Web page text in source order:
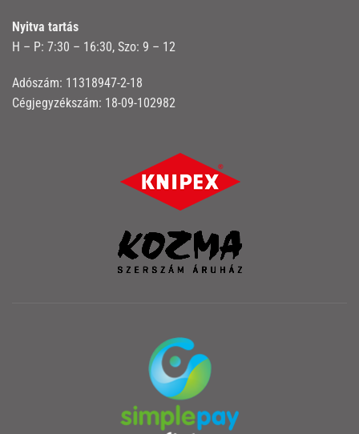
Nyitva tartás
H – P: 7:30 – 16:30, Szo: 9 – 12
Adószám: 11318947-2-18
Cégjegyzékszám: 18-09-102982